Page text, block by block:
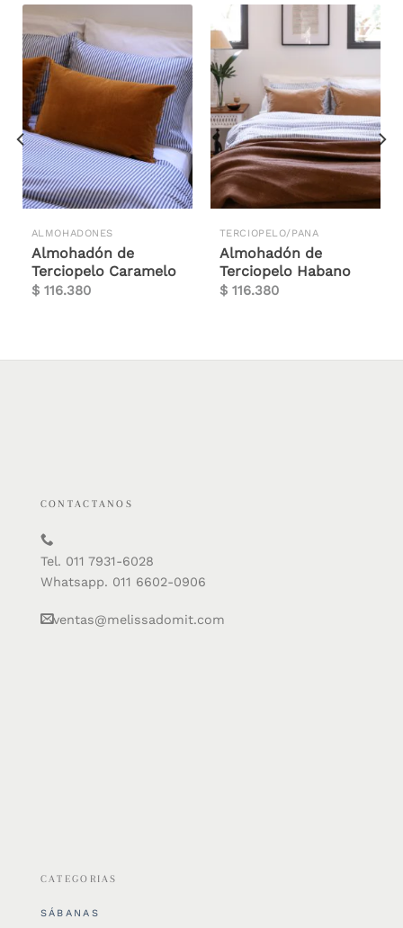
ALMOHADONES
Almohadón de
Terciopelo Caramelo
$116.380
TERCIOPELO/PANA
Almohadón de
Terciopelo Habano
$116.380
CONTACTANOS
Tel. 011 7931-6028
Whatsapp. 011 6602-0906
ventas@melissadomit.com
CATEGORIAS
SÁBANAS